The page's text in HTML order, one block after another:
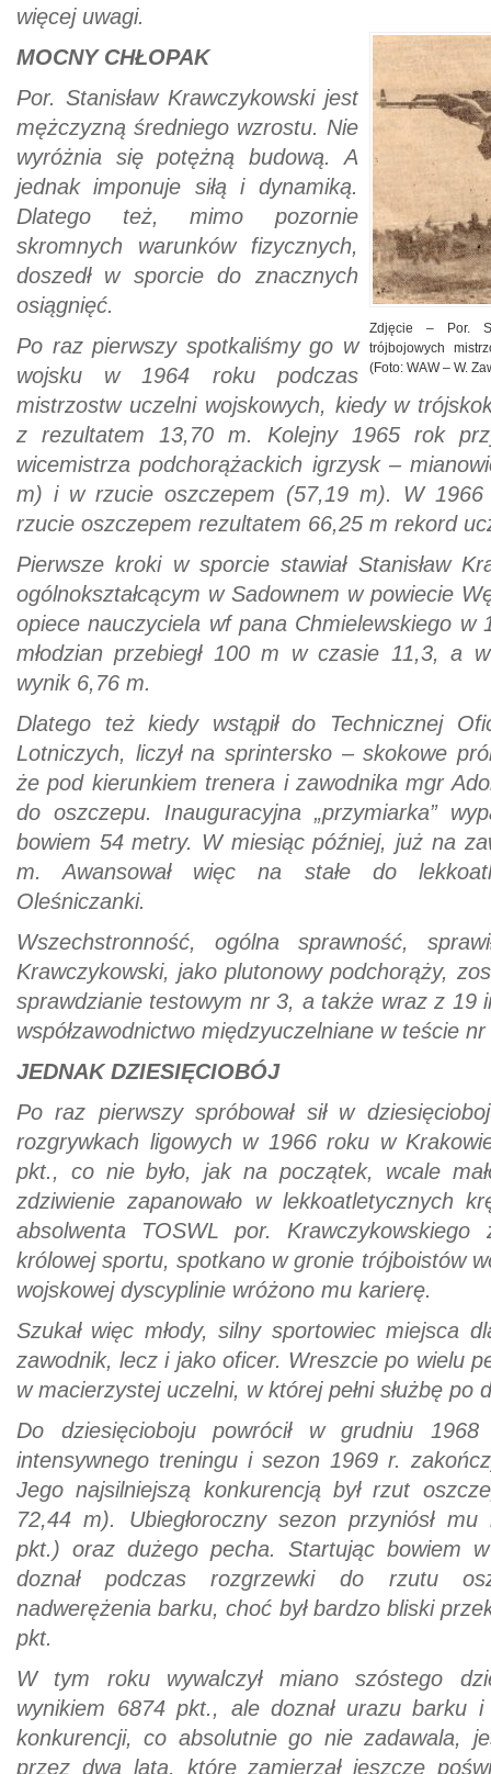
więcej uwagi.
Zdjęcie – Por.
trójbojowych
(Foto: WAW – W.
MOCNY CHŁOPAK
Por. Stanisław Krawczykowski jest
mężczyzną średniego wzrostu. Nie
wyróżnia się potężną budową. A
jednak imponuje siłą i dynamiką.
Dlatego też, mimo pozornie
skromnych warunków fizycznych,
doszedł w sporcie do znacznych
osiągnięć.
Po raz pierwszy spotkaliśmy go w
wojsku w 1964 roku podczas
mistrzostw uczelni wojskowych, kiedy w
z rezultatem 13,70 m. Kolejny 1965 rok
wicemistrza podchorążackich igrzysk –
m) i w rzucie oszczepem (57,19 m). W 1966
rzucie oszczepem rezultatem 66,25 m rekord
Pierwsze kroki w sporcie stawiał Stanisław
ogólnokształcącym w Sadownem w powiecie
opiece nauczyciela wf pana Chmielewskiego w
młodzian przebiegł 100 m w czasie 11,3, a
wynik 6,76 m.
Dlatego też kiedy wstąpił do Technicznej
Lotniczych, liczył na sprintersko – skokowe
że pod kierunkiem trenera i zawodnika mgr
do oszczepu. Inauguracyjna „przymiarka”
bowiem 54 metry. W miesiąc później, już na
m. Awansował więc na stałe do
Oleśniczanki.
Wszechstronność, ogólna sprawność,
Krawczykowski, jako plutonowy podchorąży,
sprawdzianie testowym nr 3, a także wraz z 19
współzawodnictwo międzyuczelniane w teście nr
JEDNAK DZIESIĘCIOBÓJ
Po raz pierwszy spróbował sił w
rozgrywkach ligowych w 1966 roku w
pkt., co nie było, jak na początek, wcale
zdziwienie zapanowało w lekkoatletycznych
absolwenta TOSWL por. Krawczykowskiego
królowej sportu, spotkano w gronie trójboistów
wojskowej dyscyplinie wróżono mu karierę.
Szukał więc młody, silny sportowiec miejsca
zawodnik, lecz i jako oficer. Wreszcie po wielu
w macierzystej uczelni, w której pełni służbę po
Do dziesięcioboju powrócił w grudniu
intensywnego treningu i sezon 1969 r.
Jego najsilniejszą konkurencją był rzut
72,44 m). Ubiegłoroczny sezon przyniósł
pkt.) oraz dużego pecha. Startując bowiem
doznał podczas rozgrzewki do rzutu
nadwerężenia barku, choć był bardzo bliski
pkt.
W tym roku wywalczył miano szóstego
wynikiem 6874 pkt., ale doznał urazu barku
konkurencji, co absolutnie go nie zadawala,
przez dwa lata, które zamierzał jeszcze